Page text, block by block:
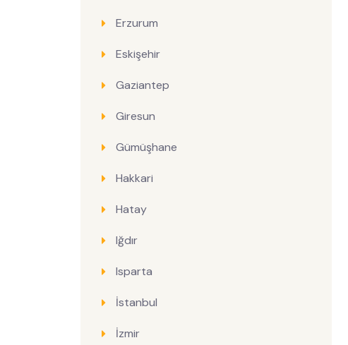
Erzurum
Eskişehir
Gaziantep
Giresun
Gümüşhane
Hakkari
Hatay
Iğdır
Isparta
İstanbul
İzmir